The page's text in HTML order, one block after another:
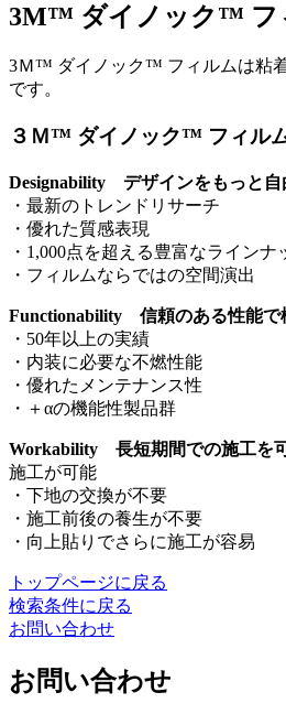
3M™ ダイノック™ フ
3Ｍ™ ダイノック™ フィルムは粘
です。
３Ｍ™ ダイノック™ フィル
Designability デザインをもっと自
・最新のトレンドリサーチ
・優れた質感表現
・1,000点を超える豊富なラインナ
・フィルムならではの空間演出
Functionability 信頼のある性能で
・50年以上の実績
・内装に必要な不燃性能
・優れたメンテナンス性
・＋αの機能性製品群
Workability 長短期間での施工を
施工が可能
・下地の交換が不要
・施工前後の養生が不要
・向上貼りでさらに施工が容易
トップページに戻る
検索条件に戻る
お問い合わせ
お問い合わせ